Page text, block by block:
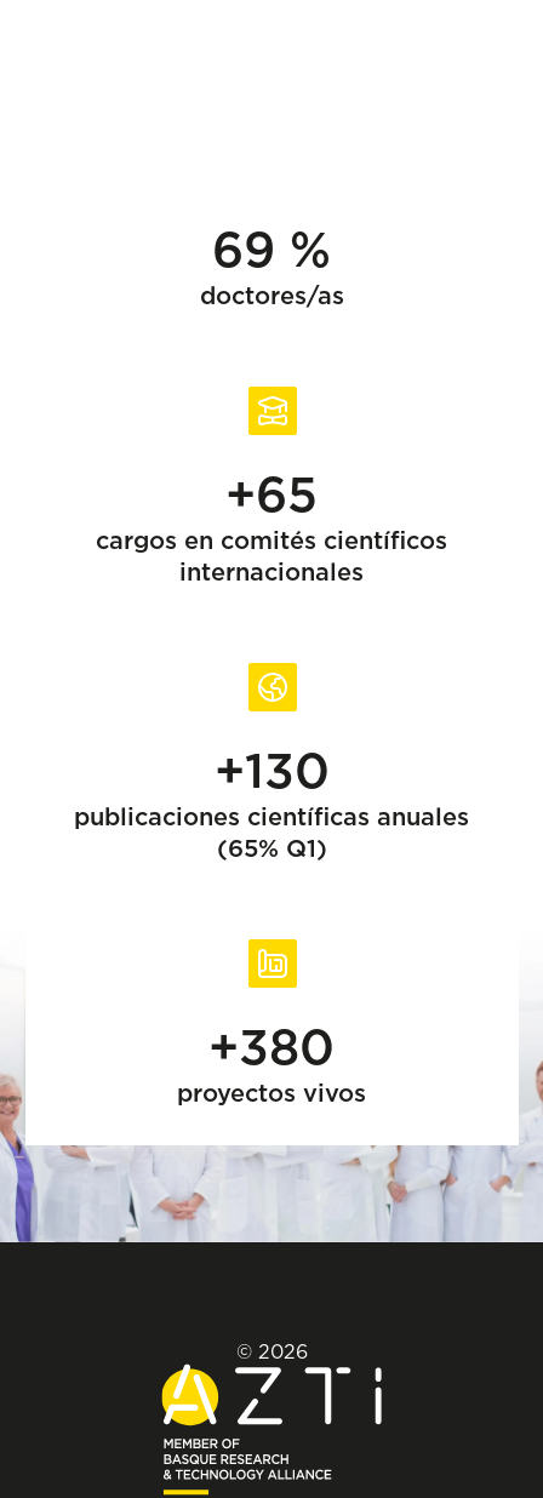
69 %
doctores/as
+65
cargos en comités científicos
internacionales
+130
publicaciones científicas anuales
(65% Q1)
+380
proyectos vivos
© 2026